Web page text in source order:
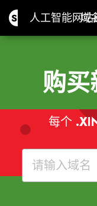
Site.pro人工智能网站
人工智能网站
域
域
购买
每个